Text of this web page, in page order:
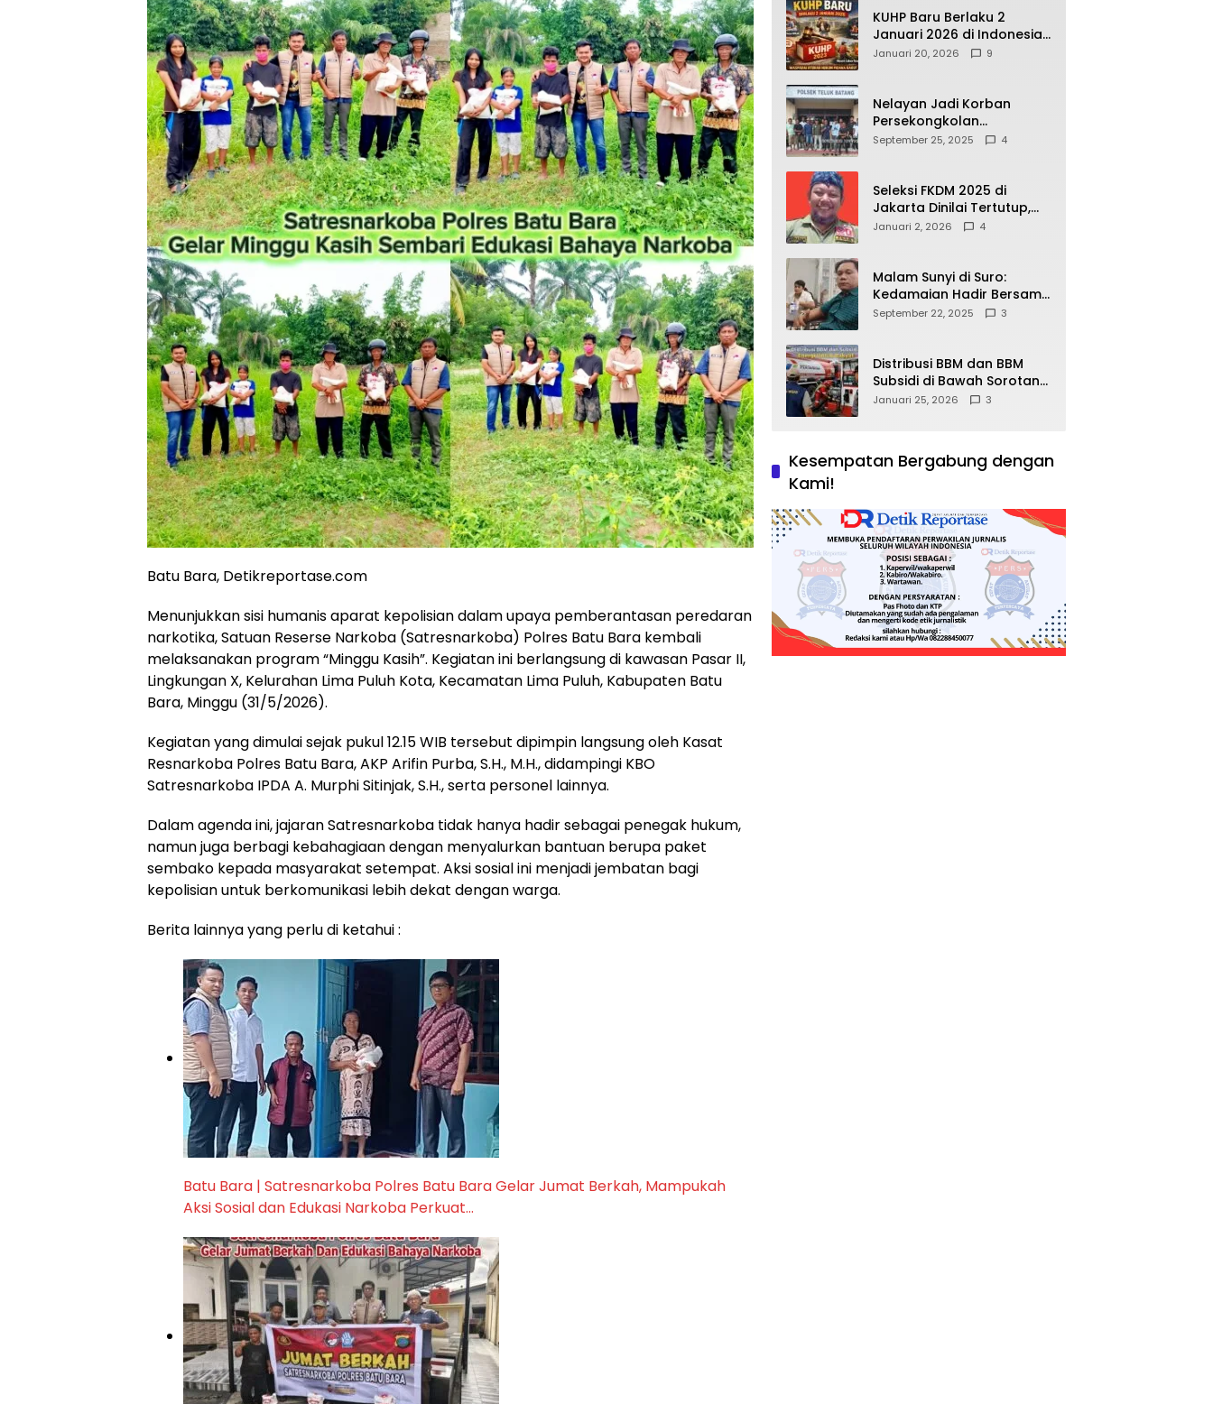
Batu Bara, Detikreportase.com
Menunjukkan sisi humanis aparat kepolisian dalam upaya pemberantasan peredaran
narkotika, Satuan Reserse Narkoba (Satresnarkoba) Polres Batu Bara kembali
melaksanakan program “Minggu Kasih”. Kegiatan ini berlangsung di kawasan Pasar II,
Lingkungan X, Kelurahan Lima Puluh Kota, Kecamatan Lima Puluh, Kabupaten Batu
Bara, Minggu (31/5/2026).
Kegiatan yang dimulai sejak pukul 12.15 WIB tersebut dipimpin langsung oleh Kasat
Resnarkoba Polres Batu Bara, AKP Arifin Purba, S.H., M.H., didampingi KBO
Satresnarkoba IPDA A. Murphi Sitinjak, S.H., serta personel lainnya.
Dalam agenda ini, jajaran Satresnarkoba tidak hanya hadir sebagai penegak hukum,
namun juga berbagi kebahagiaan dengan menyalurkan bantuan berupa paket
sembako kepada masyarakat setempat. Aksi sosial ini menjadi jembatan bagi
kepolisian untuk berkomunikasi lebih dekat dengan warga.
Berita lainnya yang perlu di ketahui :
Batu Bara | Satresnarkoba Polres Batu Bara Gelar Jumat Berkah, Mampukah
Aksi Sosial dan Edukasi Narkoba Perkuat…
KUHP Baru Berlaku 2
Januari 2026 di Indonesia,
Apa Dampaknya bagi
Dipahami Publik
Januari 20, 2026 9
Nelayan Jadi Korban
Persekongkolan
Penyelewengan BBM
September 25, 2025 4
Seleksi FKDM 2025 di
Jakarta Dinilai Tertutup,
Transparansi
Januari 2, 2026 4
Malam Sunyi di Suro:
Kedamaian Hadir Bersama
Secangkir Kopi Hangat
September 22, 2025 3
Distribusi BBM dan BBM
Subsidi di Bawah Sorotan
Publik: Antara Kepentingan
Januari 25, 2026 3
Kesempatan Bergabung dengan
Kami!